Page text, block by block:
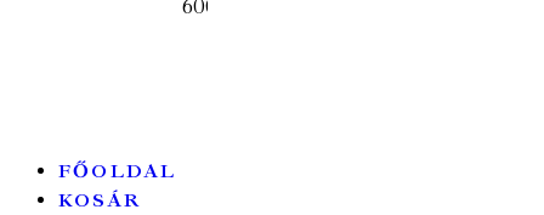
FŐOLDAL
KOSÁR